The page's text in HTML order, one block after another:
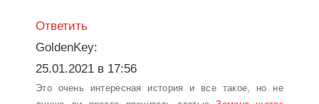
Ответить
GoldenKey:
25.01.2021 в 17:56
Это очень интересная история и все такое, но не